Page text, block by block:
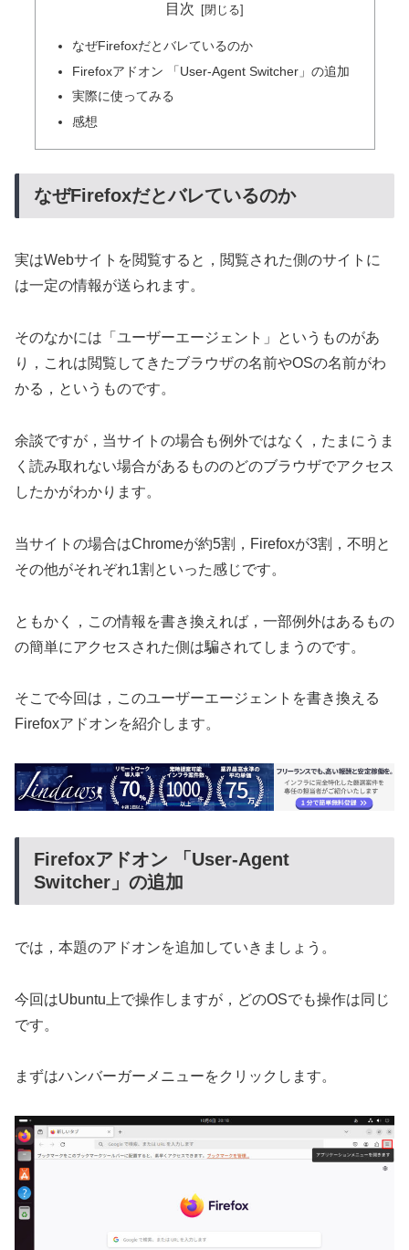
目次
なぜFirefoxだとバレているのか
Firefoxアドオン 「User-Agent Switcher」の追加
実際に使ってみる
感想
なぜFirefoxだとバレているのか
実はWebサイトを閲覧すると，閲覧された側のサイトに
は一定の情報が送られます。
そのなかには「ユーザーエージェント」というものがあ
り，これは閲覧してきたブラウザの名前やOSの名前がわ
かる，というものです。
余談ですが，当サイトの場合も例外ではなく，たまにうま
く読み取れない場合があるもののどのブラウザでアクセス
したかがわかります。
当サイトの場合はChromeが約5割，Firefoxが3割，不明と
その他がそれぞれ1割といった感じです。
ともかく，この情報を書き換えれば，一部例外はあるもの
の簡単にアクセスされた側は騙されてしまうのです。
そこで今回は，このユーザーエージェントを書き換える
Firefoxアドオンを紹介します。
Firefoxアドオン 「User-Agent
Switcher」の追加
では，本題のアドオンを追加していきましょう。
今回はUbuntu上で操作しますが，どのOSでも操作は同じ
です。
まずはハンバーガーメニューをクリックします。